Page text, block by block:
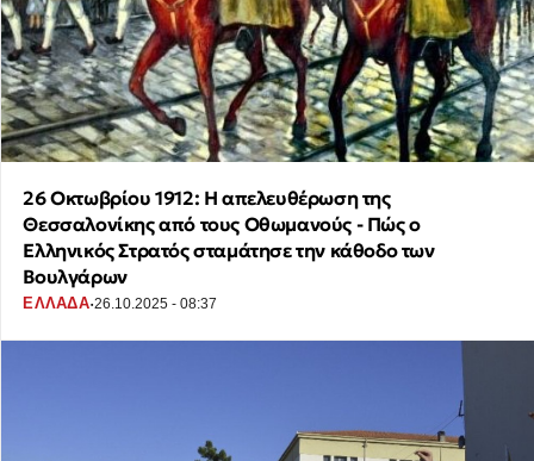
26 Οκτωβρίου 1912: Η απελευθέρωση της
Θεσσαλονίκης από τους Οθωμανούς - Πώς ο
Ελληνικός Στρατός σταμάτησε την κάθοδο των
Βουλγάρων
ΕΛΛΑΔΑ·26.10.2025 - 08:37